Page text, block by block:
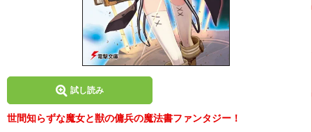
試し読み
世間知らずな魔女と獣の傭兵の魔法書ファンタジー！